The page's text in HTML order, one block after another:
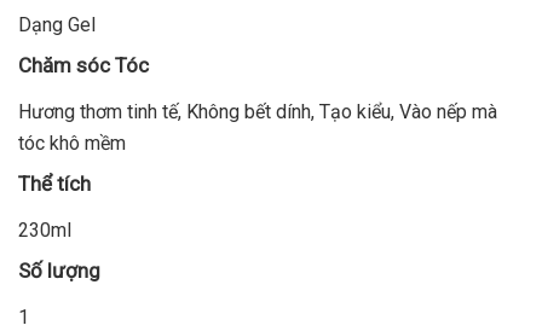
Dạng Gel
Chăm sóc Tóc
Hương thơm tinh tế, Không bết dính, Tạo kiểu, Vào nếp mà
tóc khô mềm
Thể tích
230ml
Số lượng
1